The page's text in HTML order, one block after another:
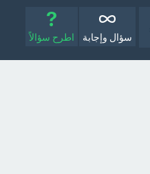
سؤال وإجابة اطرح سؤالاً